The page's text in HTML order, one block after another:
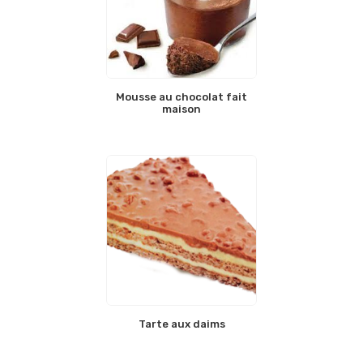
Mousse au chocolat fait
maison
Tarte aux daims